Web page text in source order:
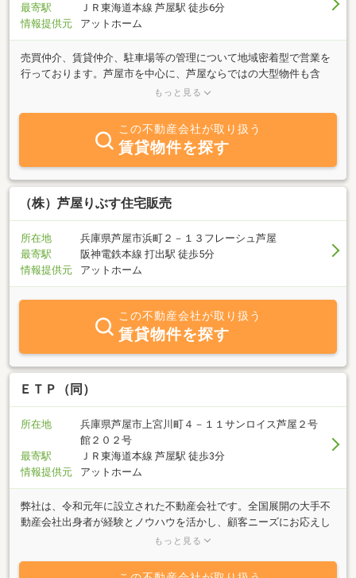
最寄駅
ＪＲ東海道本線 芦屋駅 徒歩6分
情報提供元
アットホーム
売買仲介、賃貸仲介、駐車場等の管理について地域密着型で営業を
行っております。芦屋市を中心に、芦屋ならではの大型物件も含
め、不動産探しをお手伝い致します。お客様のニーズにあった物件
ツと努力して参ります。まずは「芦屋不動産」まで、ご連絡、ご来
店お待ち申し上げております。
もっと見る
この不動産会社が取り扱う
賃貸物件を探す
（株）芦屋りぶす住宅販売
所在地
兵庫県芦屋市浜町２－１３フレーシュ芦屋
最寄駅
阪神電鉄本線 打出駅 徒歩5分
情報提供元
アットホーム
この不動産会社が取り扱う
賃貸物件を探す
ＥＴＰ（同）
所在地
兵庫県芦屋市上宮川町４－１１サンロイス芦屋２号
館２０２号
最寄駅
ＪＲ東海道本線 芦屋駅 徒歩3分
情報提供元
アットホーム
弊社は、令和元年に設立された不動産会社です。全国展開の大手不
動産会社出身者が経験とノウハウを活かし、顧客ニーズにお応えし
ます。お客様リクエストからのセミオーダー対応にて他社との差別
ジ非掲載物件も多数あります！是非一度ご連絡・ご相談ください。
もっと見る